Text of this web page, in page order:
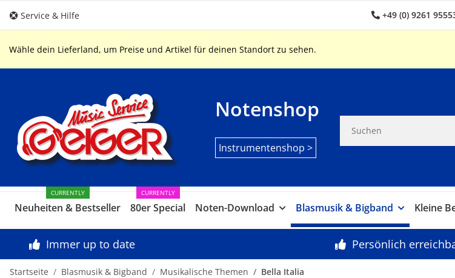
Service & Hilfe +49 (0) 9261
Wähle dein Lieferland, um Preise und Artikel für deinen Standort zu sehen.
Notenshop
Instrumentenshop >
Neuheiten & Bestseller
CURRENTLY
80er Special
CURRENTLY
Noten-Download Blasmusik & Bigband Kleine
Immer up to date Persönlich
Startseite Blasmusik & Bigband Musikalische Themen Bella Italia